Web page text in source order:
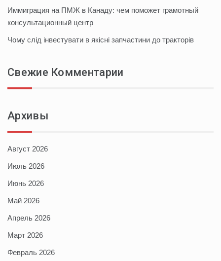
Иммиграция на ПМЖ в Канаду: чем поможет грамотный
консультационный центр
Чому слід інвестувати в якісні запчастини до тракторів
Свежие Комментарии
Архивы
Август 2026
Июль 2026
Июнь 2026
Май 2026
Апрель 2026
Март 2026
Февраль 2026